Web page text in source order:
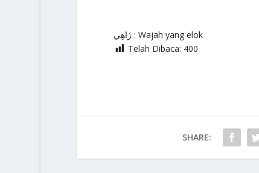
زَاهِي : Wajah yang elok
Telah Dibaca: 400
SHARE: